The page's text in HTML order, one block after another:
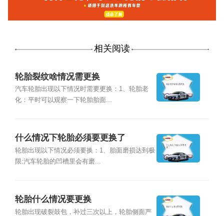
相关阅读
轮胎裂纹啥情况需更换
汽车轮胎出现以下情况时需要更换：1、轮胎老
化：平时可以观察一下轮胎胎面...
什么情况下轮胎必须要更换了
轮胎出现以下情况必须要换：1、胎面磨损达到极
限:汽车轮胎的凹槽里会有磨...
轮胎什么情况要更换
轮胎出现破裂鼓包，补过三次以上，轮胎侧面严